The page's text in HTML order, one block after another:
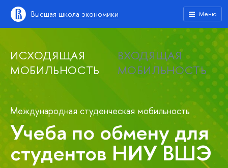
Высшая школа экономики Меню
ИСХОДЯЩАЯ
МОБИЛЬНОСТЬ
ВХОДЯЩАЯ
МОБИЛЬНОСТЬ
Международная студенческая мобильность
Учеба по обмену для
студентов НИУ ВШЭ